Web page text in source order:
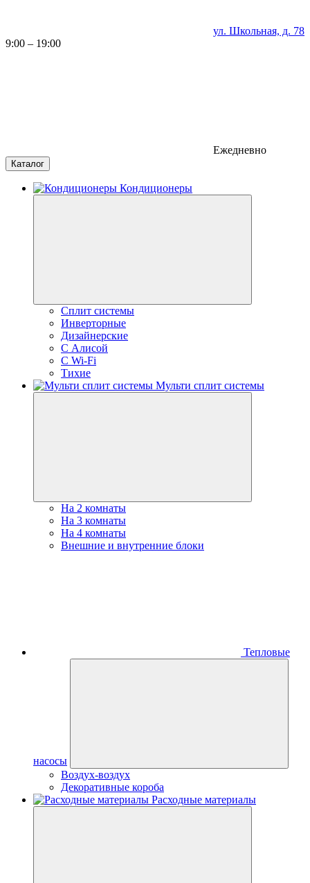
ул. Школьная, д. 78
9:00 – 19:00
Ежедневно
Каталог
Кондиционеры
Сплит системы
Инверторные
Дизайнерские
С Алисой
C Wi-Fi
Тихие
Мульти сплит системы
На 2 комнаты
На 3 комнаты
На 4 комнаты
Внешние и внутренние блоки
Тепловые
насосы
Воздух-воздух
Декоративные короба
Расходные материалы